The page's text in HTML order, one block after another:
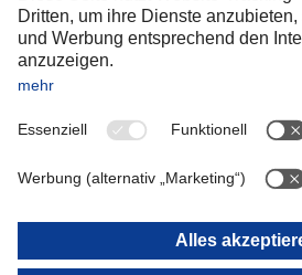
Spain
Sweden
Switzerland
OCEANIA